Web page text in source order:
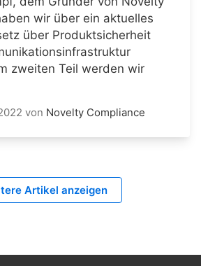
wir über ein aktuelles
über Produktsicherheit
zweiten Teil werden wir
von Novelty Compliance
Artikel anzeigen